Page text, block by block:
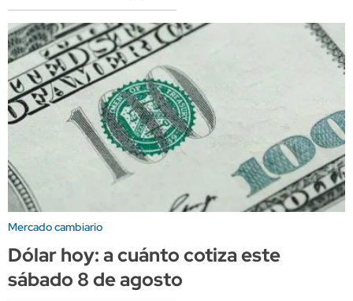
Mercado cambiario
Dólar hoy: a cuánto cotiza este
sábado 8 de agosto